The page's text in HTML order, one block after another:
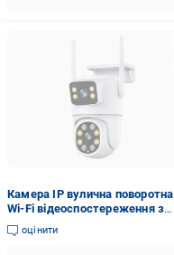
Камера IP вулична поворотна
Wi-Fi відеоспостереження з
подвійним об’єктивом iCSee
(1568)
оцінити